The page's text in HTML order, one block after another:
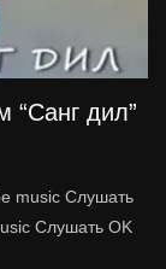
“Санг дил”
Слушать
Слушать OK